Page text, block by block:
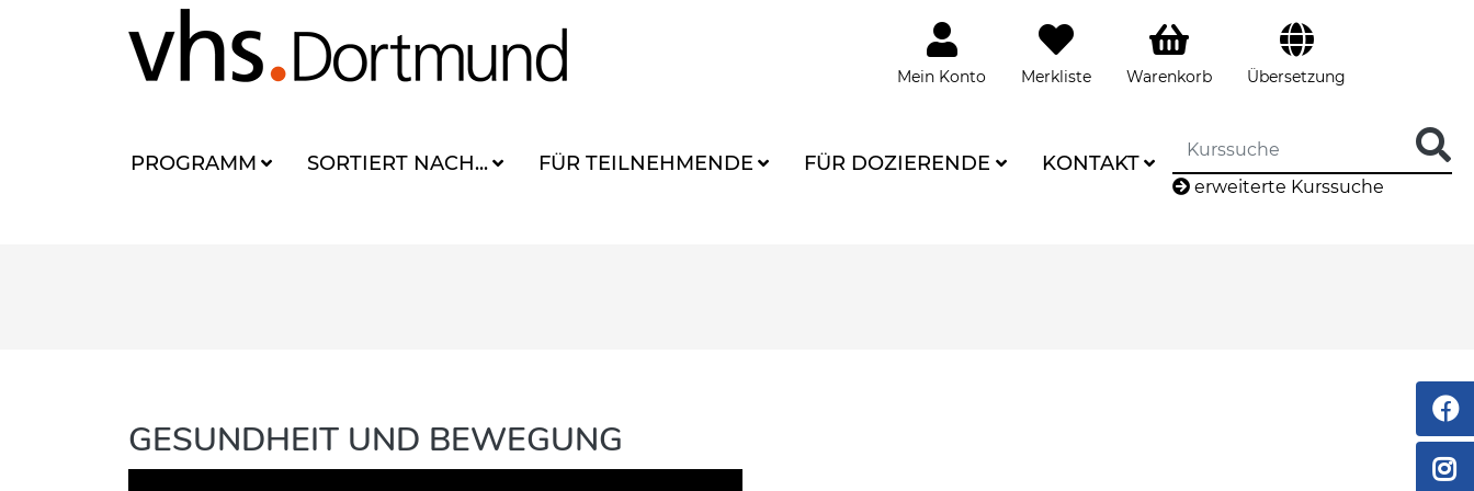
Mein Konto Merkliste Warenkorb Übersetzung
PROGRAMM SORTIERT NACH... FÜR TEILNEHMENDE FÜR DOZIERENDE KONTAKT
erweiterte Kurssuche
GESUNDHEIT UND BEWEGUNG